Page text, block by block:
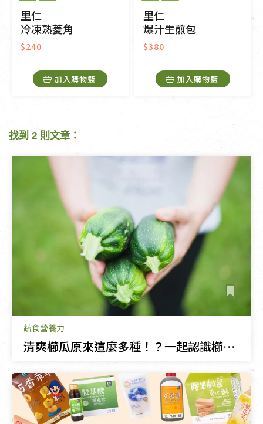
里仁
冷凍熟菱角
$240
加入購物籃
里仁
爆汁生煎包
$380
加入購物籃
找到 2 則文章：
蔬食營養力
清爽櫛瓜原來這麼多種！？一起認識櫛瓜家族